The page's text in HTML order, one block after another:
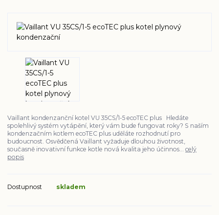
Vaillant kondenzanční kotel VU 35CS/1-5 ecoTEC plus Hledáte
spolehlivý systém vytápění, který vám bude fungovat roky? S naším
kondenzačním kotlem ecoTEC plus uděláte rozhodnutí pro
budoucnost. Osvědčená Vaillant vyžaduje dlouhou životnost,
současně inovativní funkce kotle nová kvalita jeho účinnos... celý
popis
Dostupnost skladem